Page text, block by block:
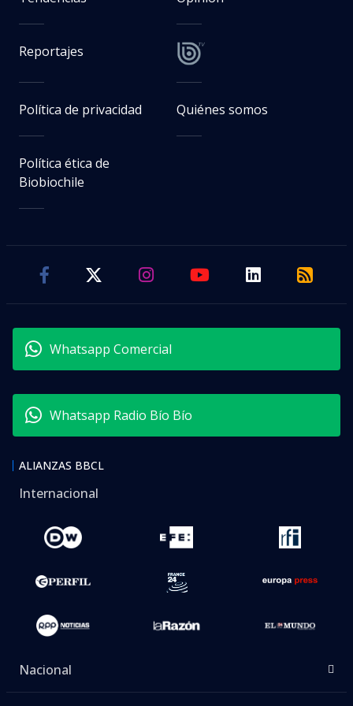
Reportajes
Política de privacidad Quiénes somos
Política ética de
Biobiochile
Whatsapp Comercial
Whatsapp Radio Bío Bío
ALIANZAS BBCL
Internacional
Nacional